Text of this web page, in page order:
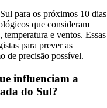
para os próximos 10 dias
que consideram
e ventos. Essas
para prever as
de precisão possível.
influenciam a
do Sul?